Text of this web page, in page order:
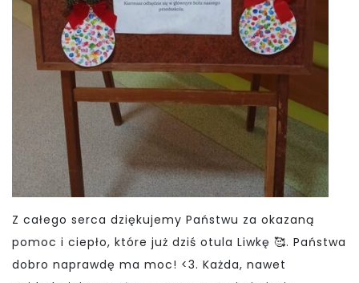
Z całego serca dziękujemy Państwu za okazaną
pomoc i ciepło, które już dziś otula Liwkę 🥰. Państwa
dobro naprawdę ma moc! <3. Każda, nawet